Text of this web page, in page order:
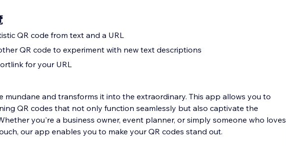
QR code from text and a URL
QR code to experiment with new text descriptions
for your URL
mundane and transforms it into the extraordinary. This app allows you to
QR codes that not only function seamlessly but also captivate the
you're a business owner, event planner, or simply someone who loves
our app enables you to make your QR codes stand out.